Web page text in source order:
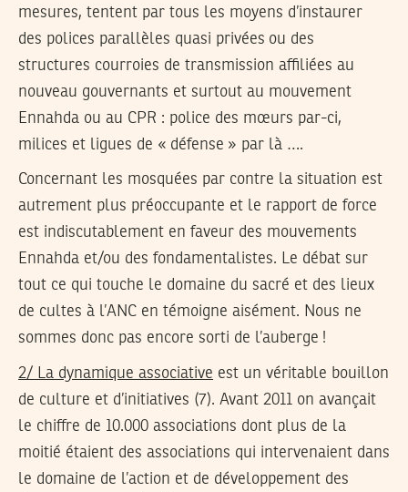
mesures, tentent par tous les moyens d’instaurer
des polices parallèles quasi privées ou des
structures courroies de transmission affiliées au
nouveau gouvernants et surtout au mouvement
Ennahda ou au CPR : police des mœurs par-ci,
milices et ligues de « défense » par là ….
Concernant les mosquées par contre la situation est
autrement plus préoccupante et le rapport de force
est indiscutablement en faveur des mouvements
Ennahda et/ou des fondamentalistes. Le débat sur
tout ce qui touche le domaine du sacré et des lieux
de cultes à l’ANC en témoigne aisément. Nous ne
sommes donc pas encore sorti de l’auberge !
2/ La dynamique associative est un véritable bouillon
de culture et d’initiatives (7). Avant 2011 on avançait
le chiffre de 10.000 associations dont plus de la
moitié étaient des associations qui intervenaient dans
le domaine de l’action et de développement des